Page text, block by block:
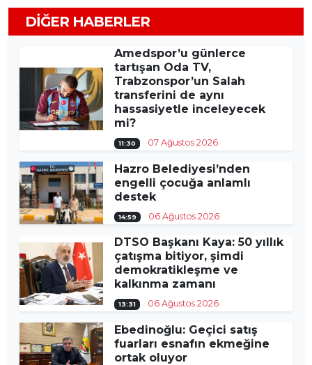
DIĞER HABERLER
Amedspor’u günlerce
tartışan Oda TV,
Trabzonspor’un Salah
transferini de aynı
hassasiyetle inceleyecek
mi?
11:30 07 Ağustos 2026
Hazro Belediyesi’nden
engelli çocuğa anlamlı
destek
14:59 06 Ağustos 2026
DTSO Başkanı Kaya: 50 yıllık
çatışma bitiyor, şimdi
demokratikleşme ve
kalkınma zamanı
13:31 06 Ağustos 2026
Ebedinoğlu: Geçici satış
fuarları esnafın ekmeğine
ortak oluyor